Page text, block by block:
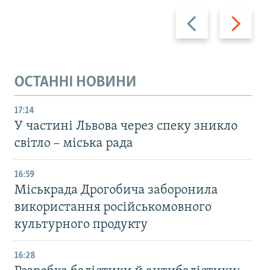
Назад Вперед
ОСТАННІ НОВИНИ
17:14
У частині Львова через спеку зникло
світло – міська рада
16:59
Міськрада Дрогобича заборонила
використання російськомовного
культурного продукту
16:28